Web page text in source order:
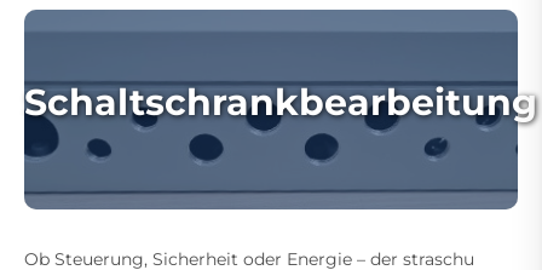
Schaltschrankbearbeitung
Ob Steuerung, Sicherheit oder Energie – der straschu